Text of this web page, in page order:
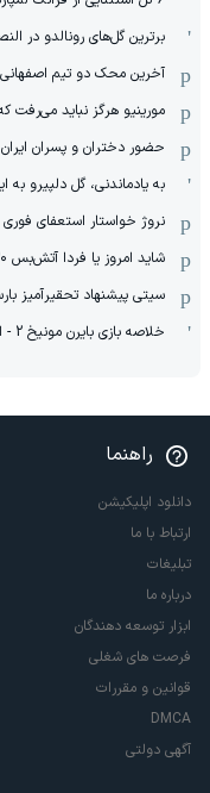
برترین گل‌های رونالدو در
آخرین محک دو تیم
مورینیو هرگز نباید می‌رفت
حضور دختران و پسران
به یادماندنی، گل دلپیرو به اینتر
نروژ خواستار استعفای فوری
شاید امروز یا فردا آتش‌بس ۳۰ تا ۶۰ روزه برقرار شود
سیتی پیشنهاد تحقیرآمیز
خلاصه بازی بایرن مونیخ 2 - استون ویلا 1
راهنما
دانلود اپلیکیشن
ارتباط با ما
تبلیغات
درباره ما
ابزار توسعه دهندگان
فرصت های شغلی
قوانین و مقررات
DMCA
آگهی دولتی